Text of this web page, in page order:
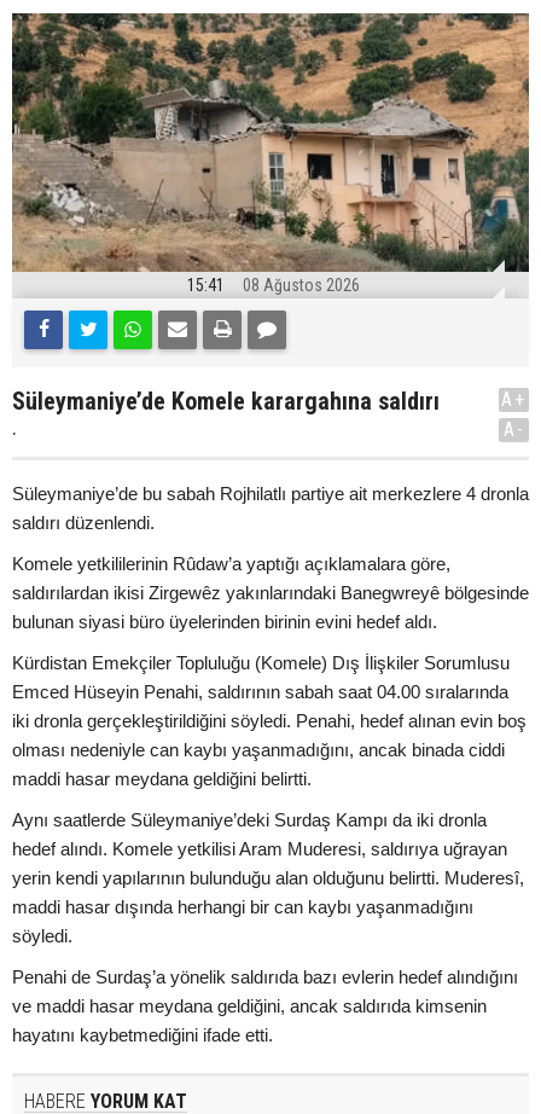
15:41 08 Ağustos 2026
Süleymaniye’de Komele karargahına saldırı
.
A+
A-
Süleymaniye’de bu sabah Rojhilatlı partiye ait merkezlere 4 dronla
saldırı düzenlendi.
Komele yetkililerinin Rûdaw’a yaptığı açıklamalara göre,
saldırılardan ikisi Zirgewêz yakınlarındaki Banegwreyê bölgesinde
bulunan siyasi büro üyelerinden birinin evini hedef aldı.
Kürdistan Emekçiler Topluluğu (Komele) Dış İlişkiler Sorumlusu
Emced Hüseyin Penahi, saldırının sabah saat 04.00 sıralarında
iki dronla gerçekleştirildiğini söyledi. Penahi, hedef alınan evin boş
olması nedeniyle can kaybı yaşanmadığını, ancak binada ciddi
maddi hasar meydana geldiğini belirtti.
Aynı saatlerde Süleymaniye’deki Surdaş Kampı da iki dronla
hedef alındı. Komele yetkilisi Aram Muderesi, saldırıya uğrayan
yerin kendi yapılarının bulunduğu alan olduğunu belirtti. Muderesî,
maddi hasar dışında herhangi bir can kaybı yaşanmadığını
söyledi.
Penahi de Surdaş’a yönelik saldırıda bazı evlerin hedef alındığını
ve maddi hasar meydana geldiğini, ancak saldırıda kimsenin
hayatını kaybetmediğini ifade etti.
HABERE YORUM KAT